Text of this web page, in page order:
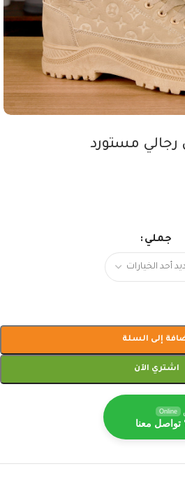
مستورد
جملي
إلى السلة
اشتري الآن
Online
تواصل معنا